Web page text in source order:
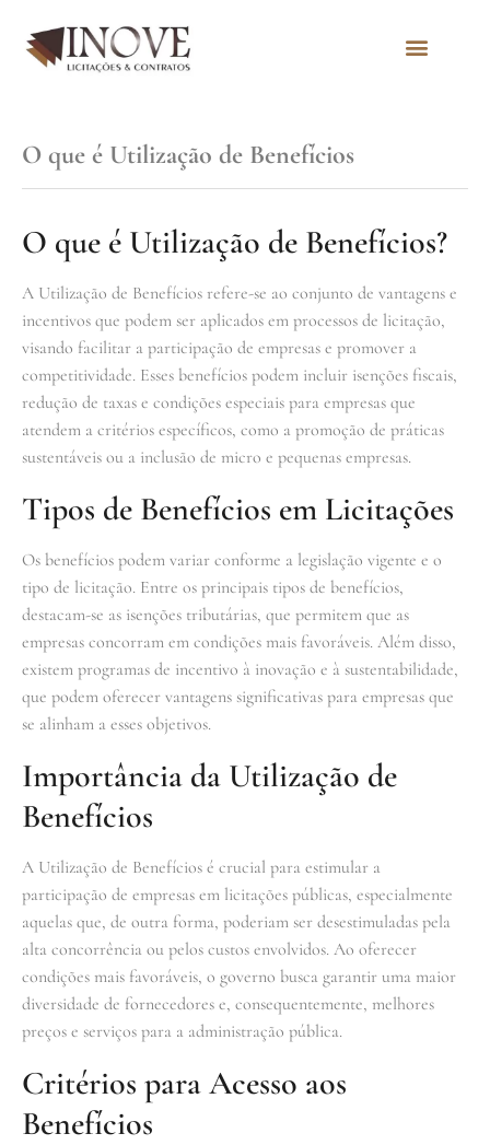
O que é Utilização de Benefícios
O que é Utilização de Benefícios?
A Utilização de Benefícios refere-se ao conjunto de vantagens e
incentivos que podem ser aplicados em processos de licitação,
visando facilitar a participação de empresas e promover a
competitividade. Esses benefícios podem incluir isenções fiscais,
redução de taxas e condições especiais para empresas que
atendem a critérios específicos, como a promoção de práticas
sustentáveis ou a inclusão de micro e pequenas empresas.
Tipos de Benefícios em Licitações
Os benefícios podem variar conforme a legislação vigente e o
tipo de licitação. Entre os principais tipos de benefícios,
destacam-se as isenções tributárias, que permitem que as
empresas concorram em condições mais favoráveis. Além disso,
existem programas de incentivo à inovação e à sustentabilidade,
que podem oferecer vantagens significativas para empresas que
se alinham a esses objetivos.
Importância da Utilização de
Benefícios
A Utilização de Benefícios é crucial para estimular a
participação de empresas em licitações públicas, especialmente
aquelas que, de outra forma, poderiam ser desestimuladas pela
alta concorrência ou pelos custos envolvidos. Ao oferecer
condições mais favoráveis, o governo busca garantir uma maior
diversidade de fornecedores e, consequentemente, melhores
preços e serviços para a administração pública.
Critérios para Acesso aos
Benefícios